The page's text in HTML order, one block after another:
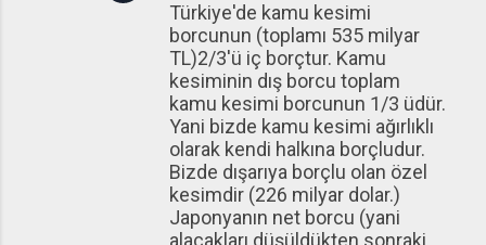
Türkiye'de kamu kesimi
borcunun (toplamı 535 milyar
TL)2/3'ü iç borçtur. Kamu
kesiminin dış borcu toplam
kamu kesimi borcunun 1/3 üdür.
Yani bizde kamu kesimi ağırlıklı
olarak kendi halkına borçludur.
Bizde dışarıya borçlu olan özel
kesimdir (226 milyar dolar.)
Japonyanın net borcu (yani
alacakları düşüldükten sonraki